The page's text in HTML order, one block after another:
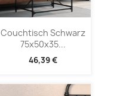
Couchtisch Schwarz
75x50x35...
46,39 €